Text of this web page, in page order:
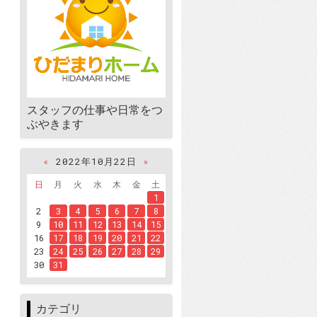
スタッフの仕事や日常をつ
ぶやきます
« 2022年10月22日
»
日
月 火 水 木 金
土
1
2
3 4 5 6 7
8
9
10 11 12 13 14
15
16
17 18 19 20 21
22
23
24 25 26 27 28
29
30
31
カテゴリ